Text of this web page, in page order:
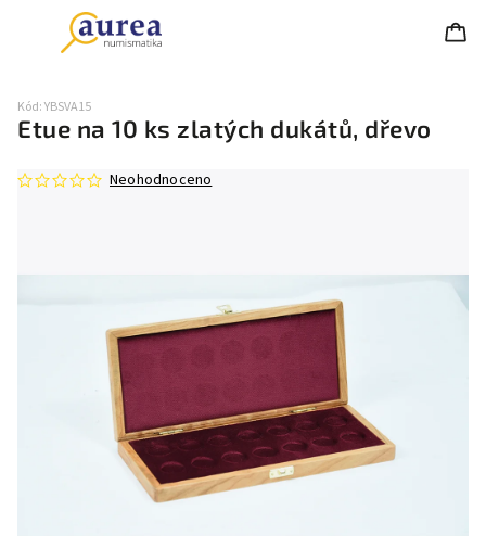
Etue na 10 ks zlatých dukátů, dřevo
Kód:YBSVA15
Neohodnoceno